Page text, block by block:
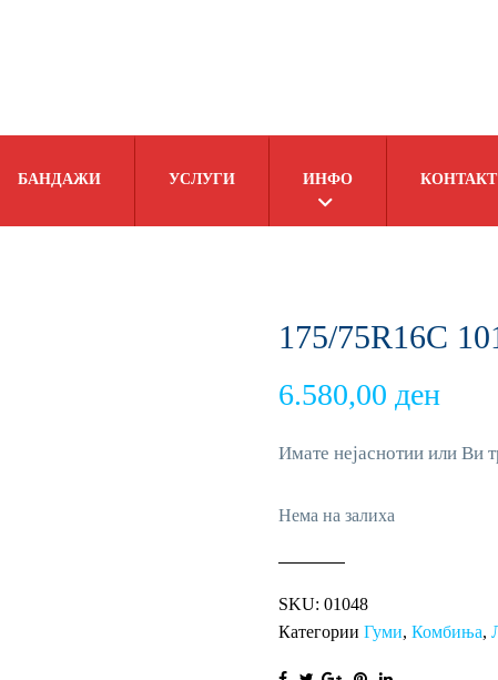
БАНДАЖИ УСЛУГИ ИНФО КОНТАКТ
175/75R16C
6.580,00 ден
Имате нејаснотии или Ви
Нема на залиха
SKU: 01048
Категории Гуми, Комбиња,